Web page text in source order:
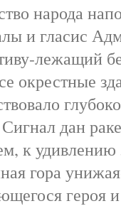
народа
и гласис
лежащий
окрестные
дан
к удивлению
гора
героя